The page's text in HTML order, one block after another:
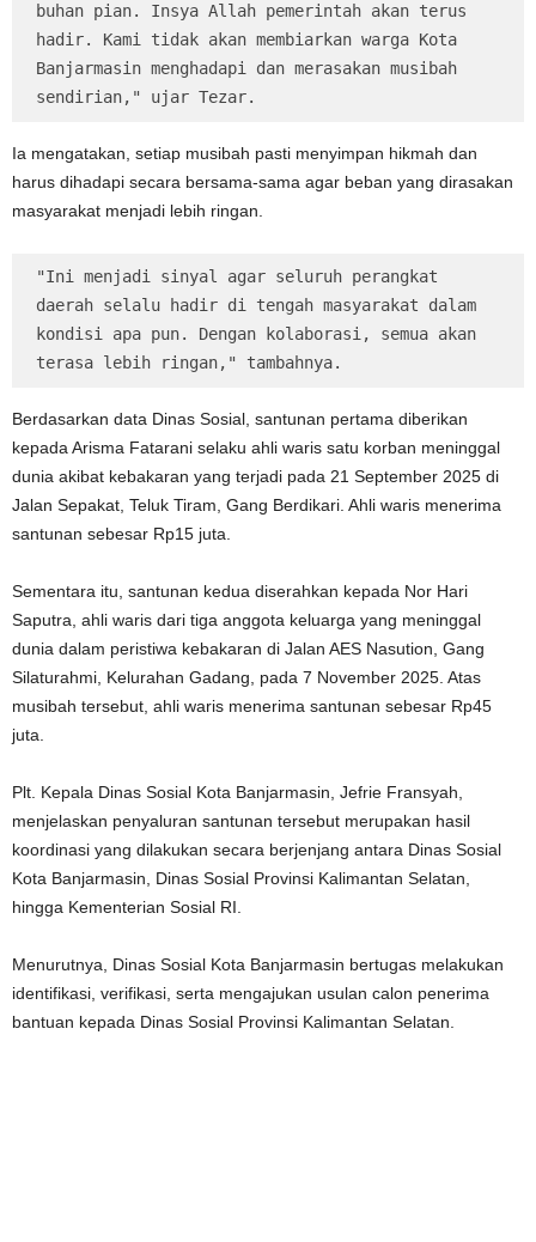
buhan pian. Insya Allah pemerintah akan terus
hadir. Kami tidak akan membiarkan warga Kota
Banjarmasin menghadapi dan merasakan musibah
sendirian," ujar Tezar.
Ia mengatakan, setiap musibah pasti menyimpan hikmah dan
harus dihadapi secara bersama-sama agar beban yang dirasakan
masyarakat menjadi lebih ringan.
"Ini menjadi sinyal agar seluruh perangkat
daerah selalu hadir di tengah masyarakat dalam
kondisi apa pun. Dengan kolaborasi, semua akan
terasa lebih ringan," tambahnya.
Berdasarkan data Dinas Sosial, santunan pertama diberikan
kepada Arisma Fatarani selaku ahli waris satu korban meninggal
dunia akibat kebakaran yang terjadi pada 21 September 2025 di
Jalan Sepakat, Teluk Tiram, Gang Berdikari. Ahli waris menerima
santunan sebesar Rp15 juta.
Sementara itu, santunan kedua diserahkan kepada Nor Hari
Saputra, ahli waris dari tiga anggota keluarga yang meninggal
dunia dalam peristiwa kebakaran di Jalan AES Nasution, Gang
Silaturahmi, Kelurahan Gadang, pada 7 November 2025. Atas
musibah tersebut, ahli waris menerima santunan sebesar Rp45
juta.
Plt. Kepala Dinas Sosial Kota Banjarmasin, Jefrie Fransyah,
menjelaskan penyaluran santunan tersebut merupakan hasil
koordinasi yang dilakukan secara berjenjang antara Dinas Sosial
Kota Banjarmasin, Dinas Sosial Provinsi Kalimantan Selatan,
hingga Kementerian Sosial RI.
Menurutnya, Dinas Sosial Kota Banjarmasin bertugas melakukan
identifikasi, verifikasi, serta mengajukan usulan calon penerima
bantuan kepada Dinas Sosial Provinsi Kalimantan Selatan.